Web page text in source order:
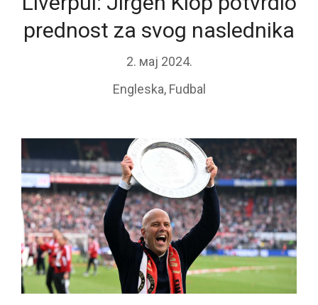
prednost za svog naslednika
2. мај 2024.
Engleska, Fudbal